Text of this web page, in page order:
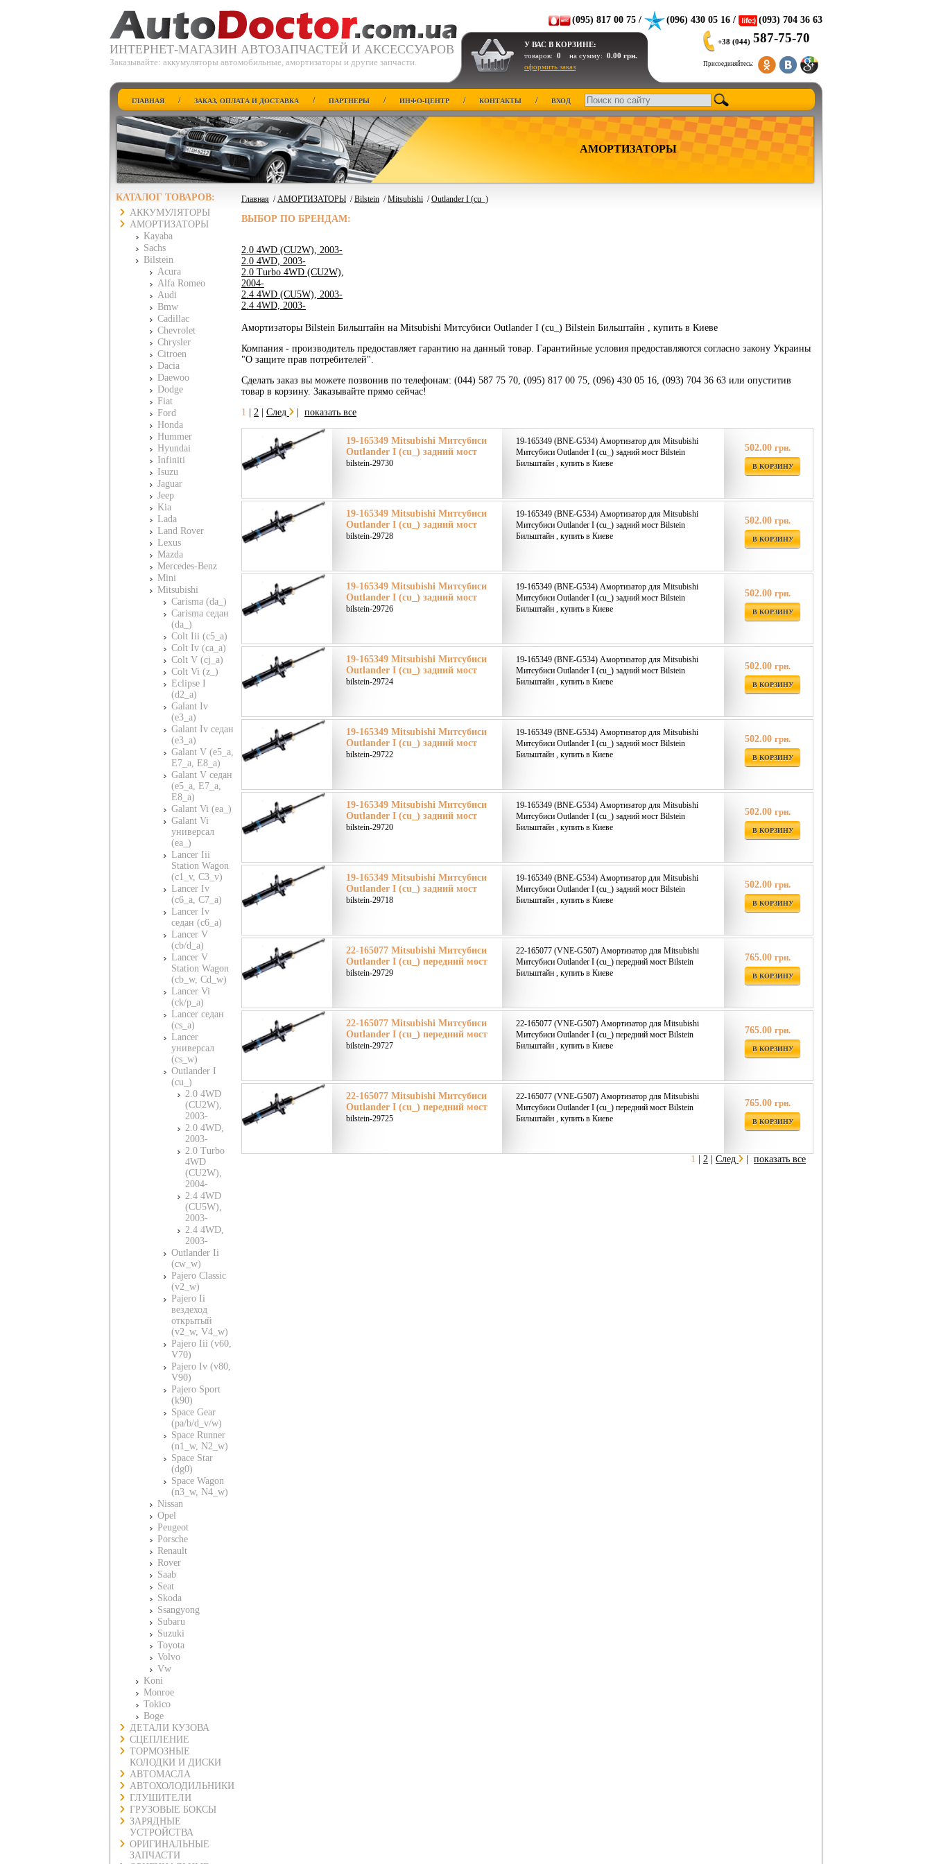
ИНТЕРНЕТ-МАГАЗИН АВТОЗАПЧАСТЕЙ И АКСЕССУАРОВ
Заказывайте: аккумуляторы автомобильные, амортизаторы и другие запчасти.
(095) 817 00 75 / (096) 430 05 16 / (093) 704 36 63
У ВАС В КОРЗИНЕ:
товаров: 0 на сумму: 0.00 грн.
оформить заказ
+38 (044) 587-75-70
Присоединяйтесь:
ГЛАВНАЯ / ЗАКАЗ, ОПЛАТА И ДОСТАВКА / ПАРТНЕРЫ / ИНФО-ЦЕНТР / КОНТАКТЫ / ВХОД
АМОРТИЗАТОРЫ
КАТАЛОГ ТОВАРОВ:
АККУМУЛЯТОРЫ
АМОРТИЗАТОРЫ
Kayaba
Sachs
Bilstein
Acura
Alfa Romeo
Audi
Bmw
Cadillac
Chevrolet
Chrysler
Citroen
Dacia
Daewoo
Dodge
Fiat
Ford
Honda
Hummer
Hyundai
Infiniti
Isuzu
Jaguar
Jeep
Kia
Lada
Land Rover
Lexus
Mazda
Mercedes-Benz
Mini
Mitsubishi
Carisma (da_)
Carisma седан
(da_)
Colt Iii (c5_a)
Colt Iv (ca_a)
Colt V (cj_a)
Colt Vi (z_)
Eclipse I
(d2_a)
Galant Iv
(e3_a)
Galant Iv седан
(e3_a)
Galant V (e5_a,
E7_a, E8_a)
Galant V седан
(e5_a, E7_a,
E8_a)
Galant Vi (ea_)
Galant Vi
универсал
(ea_)
Lancer Iii
Station Wagon
(c1_v, C3_v)
Lancer Iv
(c6_a, C7_a)
Lancer Iv
седан (c6_a)
Lancer V
(cb/d_a)
Lancer V
Station Wagon
(cb_w, Cd_w)
Lancer Vi
(ck/p_a)
Lancer седан
(cs_a)
Lancer
универсал
(cs_w)
Outlander I
(cu_)
2.0 4WD
(CU2W),
2003-
2.0 4WD,
2003-
2.0 Turbo
4WD
(CU2W),
2004-
2.4 4WD
(CU5W),
2003-
2.4 4WD,
2003-
Outlander Ii
(cw_w)
Pajero Classic
(v2_w)
Pajero Ii
вездеход
открытый
(v2_w, V4_w)
Pajero Iii (v60,
V70)
Pajero Iv (v80,
V90)
Pajero Sport
(k90)
Space Gear
(pa/b/d_v/w)
Space Runner
(n1_w, N2_w)
Space Star
(dg0)
Space Wagon
(n3_w, N4_w)
Nissan
Opel
Peugeot
Porsche
Renault
Rover
Saab
Seat
Skoda
Ssangyong
Subaru
Suzuki
Toyota
Volvo
Vw
Koni
Monroe
Tokico
Boge
ДЕТАЛИ КУЗОВА
СЦЕПЛЕНИЕ
ТОРМОЗНЫЕ
КОЛОДКИ И ДИСКИ
АВТОМАСЛА
АВТОХОЛОДИЛЬНИКИ
ГЛУШИТЕЛИ
ГРУЗОВЫЕ БОКСЫ
ЗАРЯДНЫЕ
УСТРОЙСТВА
ОРИГИНАЛЬНЫЕ
ЗАПЧАСТИ
Главная /АМОРТИЗАТОРЫ /Bilstein /Mitsubishi /Outlander I (cu_)
ВЫБОР ПО БРЕНДАМ:
2.0 4WD (CU2W), 2003-
2.0 4WD, 2003-
2.0 Turbo 4WD (CU2W),
2004-
2.4 4WD (CU5W), 2003-
2.4 4WD, 2003-
Амортизаторы Bilstein Бильштайн на Mitsubishi Митсубиси Outlander I (cu_) Bilstein Бильштайн , купить в Киеве
Компания - производитель предоставляет гарантию на данный товар. Гарантийные условия предоставляются согласно закону Украины
"О защите прав потребителей".
Сделать заказ вы можете позвонив по телефонам: (044) 587 75 70, (095) 817 00 75, (096) 430 05 16, (093) 704 36 63 или опуститив
товар в корзину. Заказывайте прямо сейчас!
1
2 След показать все
19-165349 Mitsubishi Митсубиси
Outlander I (cu_) задний мост
bilstein-29730
19-165349 (BNE-G534) Амортизатор для Mitsubishi
Митсубиси Outlander I (cu_) задний мост Bilstein
Бильштайн , купить в Киеве
502.00 грн.
В КОРЗИНУ
19-165349 Mitsubishi Митсубиси
Outlander I (cu_) задний мост
bilstein-29728
19-165349 (BNE-G534) Амортизатор для Mitsubishi
Митсубиси Outlander I (cu_) задний мост Bilstein
Бильштайн , купить в Киеве
502.00 грн.
В КОРЗИНУ
19-165349 Mitsubishi Митсубиси
Outlander I (cu_) задний мост
bilstein-29726
19-165349 (BNE-G534) Амортизатор для Mitsubishi
Митсубиси Outlander I (cu_) задний мост Bilstein
Бильштайн , купить в Киеве
502.00 грн.
В КОРЗИНУ
19-165349 Mitsubishi Митсубиси
Outlander I (cu_) задний мост
bilstein-29724
19-165349 (BNE-G534) Амортизатор для Mitsubishi
Митсубиси Outlander I (cu_) задний мост Bilstein
Бильштайн , купить в Киеве
502.00 грн.
В КОРЗИНУ
19-165349 Mitsubishi Митсубиси
Outlander I (cu_) задний мост
bilstein-29722
19-165349 (BNE-G534) Амортизатор для Mitsubishi
Митсубиси Outlander I (cu_) задний мост Bilstein
Бильштайн , купить в Киеве
502.00 грн.
В КОРЗИНУ
19-165349 Mitsubishi Митсубиси
Outlander I (cu_) задний мост
bilstein-29720
19-165349 (BNE-G534) Амортизатор для Mitsubishi
Митсубиси Outlander I (cu_) задний мост Bilstein
Бильштайн , купить в Киеве
502.00 грн.
В КОРЗИНУ
19-165349 Mitsubishi Митсубиси
Outlander I (cu_) задний мост
bilstein-29718
19-165349 (BNE-G534) Амортизатор для Mitsubishi
Митсубиси Outlander I (cu_) задний мост Bilstein
Бильштайн , купить в Киеве
502.00 грн.
В КОРЗИНУ
22-165077 Mitsubishi Митсубиси
Outlander I (cu_) передний мост
bilstein-29729
22-165077 (VNE-G507) Амортизатор для Mitsubishi
Митсубиси Outlander I (cu_) передний мост Bilstein
Бильштайн , купить в Киеве
765.00 грн.
В КОРЗИНУ
22-165077 Mitsubishi Митсубиси
Outlander I (cu_) передний мост
bilstein-29727
22-165077 (VNE-G507) Амортизатор для Mitsubishi
Митсубиси Outlander I (cu_) передний мост Bilstein
Бильштайн , купить в Киеве
765.00 грн.
В КОРЗИНУ
22-165077 Mitsubishi Митсубиси
Outlander I (cu_) передний мост
bilstein-29725
22-165077 (VNE-G507) Амортизатор для Mitsubishi
Митсубиси Outlander I (cu_) передний мост Bilstein
Бильштайн , купить в Киеве
765.00 грн.
В КОРЗИНУ
1 2 След показать все